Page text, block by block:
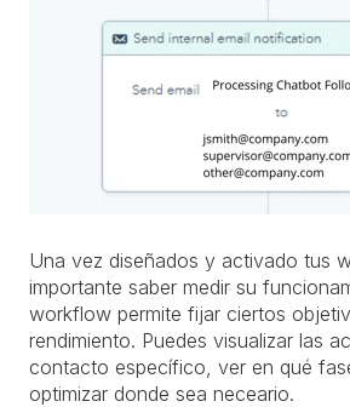
Una vez diseñados y activado tus
importante saber medir su
workflow permite fijar ciertos
rendimiento. Puedes visualizar las
contacto específico, ver en qué
optimizar donde sea neceario.